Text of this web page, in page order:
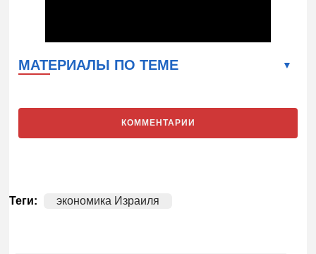
МАТЕРИАЛЫ ПО ТЕМЕ
КОММЕНТАРИИ
Теги: экономика Израиля